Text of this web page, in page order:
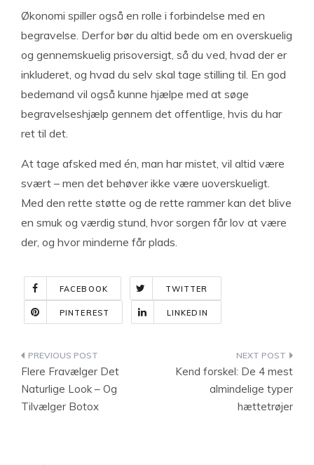
Økonomi spiller også en rolle i forbindelse med en
begravelse. Derfor bør du altid bede om en overskuelig
og gennemskuelig prisoversigt, så du ved, hvad der er
inkluderet, og hvad du selv skal tage stilling til. En god
bedemand vil også kunne hjælpe med at søge
begravelseshjælp gennem det offentlige, hvis du har
ret til det.
At tage afsked med én, man har mistet, vil altid være
svært – men det behøver ikke være uoverskueligt.
Med den rette støtte og de rette rammer kan det blive
en smuk og værdig stund, hvor sorgen får lov at være
der, og hvor minderne får plads.
FACEBOOK TWITTER
PINTEREST LINKEDIN
Indlægsnavigation
Flere Fravælger Det
Naturlige Look – Og
Tilvælger Botox
Kend forskel: De 4 mest
almindelige typer
hættetrøjer